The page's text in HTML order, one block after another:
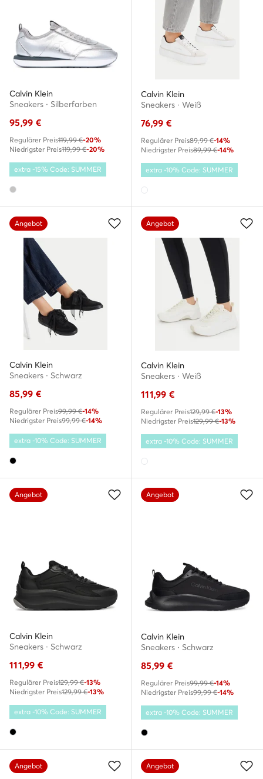
Calvin Klein
Sneakers · Silberfarben
95,99 €
Regulärer Preis119,99 €-20%
Niedrigster Preis119,99 €-20%
extra -15% Code: SUMMER
Calvin Klein
Sneakers · Weiß
76,99 €
Regulärer Preis89,99 €-14%
Niedrigster Preis89,99 €-14%
extra -10% Code: SUMMER
Angebot
Calvin Klein
Sneakers · Schwarz
85,99 €
Regulärer Preis99,99 €-14%
Niedrigster Preis99,99 €-14%
extra -10% Code: SUMMER
Angebot
Calvin Klein
Sneakers · Weiß
111,99 €
Regulärer Preis129,99 €-13%
Niedrigster Preis129,99 €-13%
extra -10% Code: SUMMER
Angebot
Calvin Klein
Sneakers · Schwarz
111,99 €
Regulärer Preis129,99 €-13%
Niedrigster Preis129,99 €-13%
extra -10% Code: SUMMER
Angebot
Calvin Klein
Sneakers · Schwarz
85,99 €
Regulärer Preis99,99 €-14%
Niedrigster Preis99,99 €-14%
extra -10% Code: SUMMER
Angebot Angebot